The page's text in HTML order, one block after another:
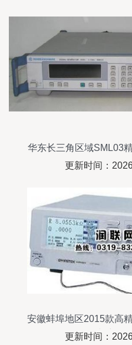
华东长三角区域SML03
修
更新时间：
安徽蚌埠地区2015款高
板在线维修
更新时间：